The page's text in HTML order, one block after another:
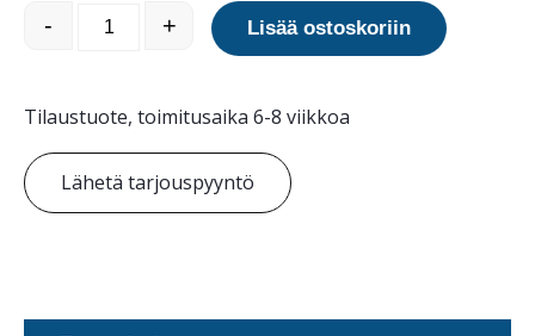
Skipper talonmiehen huoltokärry määrä
- + Lisää ostoskoriin
Tilaustuote, toimitusaika 6-8 viikkoa
Lähetä tarjouspyyntö